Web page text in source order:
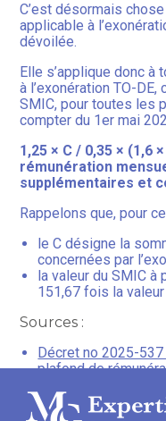
C’est désormais
applicable à
dévoilée.
Elle s’applique donc
à l’exonération TO-
SMIC, pour toutes les
compter du 1er mai
1,25 × C / 0,35 × (1,6
rémunération
supplémentaires et
Rappelons que, pour
le C désigne la
concernées par
la valeur du SMIC
151,67 fois la
Sources :
Décret no 2025-
plafond de
l’emploi de
demandeurs